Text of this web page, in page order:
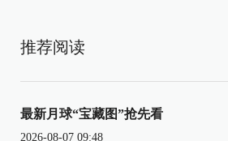
推荐阅读
最新月球“宝藏图”抢先看
2026-08-07 09:48